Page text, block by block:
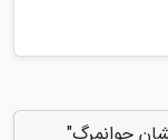
جوانمرگ"